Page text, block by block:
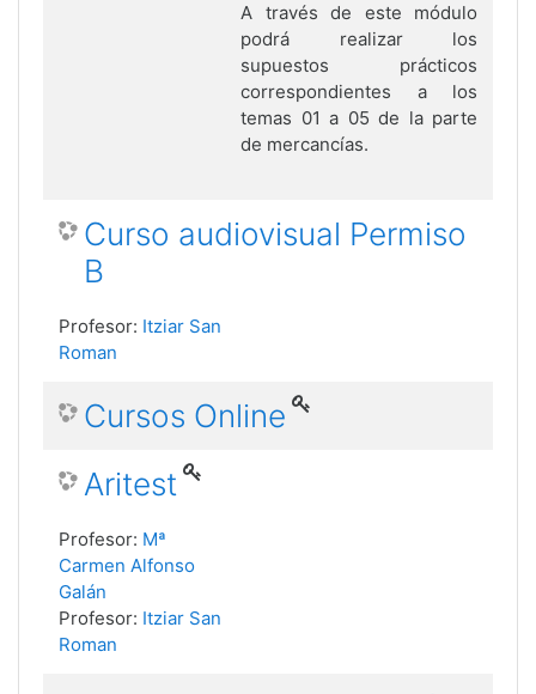
A través de este módulo
podrá realizar los
supuestos prácticos
correspondientes a los
temas 01 a 05 de la parte
de mercancías.
Curso audiovisual Permiso
B
Profesor: Itziar San
Roman
Cursos Online
Aritest
Profesor: Mª
Carmen Alfonso
Galán
Profesor: Itziar San
Roman